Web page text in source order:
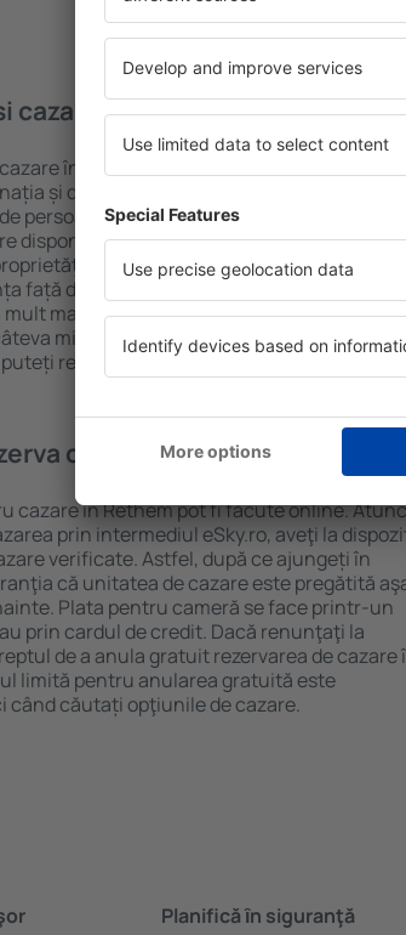
cazare în Rethem?
în Rethem folosind un motor de căutare.
și datele de check-in și check-out. După
persoane, motorul de căutare va afișa
disponibile în Rethem. Filtrarea rezultatelor
numărul de stele, evaluările
față de centru și opțiunea de anulare
mai ușoară. Astfel veți putea găsi
minute. În funcție de nevoile
rezerva doar cazare sau un pachet
cazare în Rethem?
cazare în Rethem pot fi făcute online.
prin intermediul eSky.ro, aveţi la
verificate. Astfel, după ce ajungeți în
că unitatea de cazare este pregătită
Plata pentru cameră se face printr-un
prin cardul de credit. Dacă renunţaţi la
de a anula gratuit rezervarea de cazare
limită pentru anularea gratuită este
când căutați opţiunile de cazare.
Planifică ȋn siguranţă